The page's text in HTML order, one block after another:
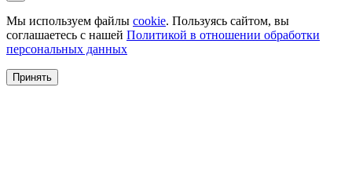
Мы используем файлы cookie. Пользуясь сайтом, вы
соглашаетесь с нашей Политикой в отношении обработки
персональных данных
Принять